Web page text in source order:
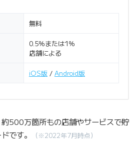
無料
0.5％または1％
店舗による
iOS版/ Android版
500万箇所もの店舗やサービスで貯
です。
（※2022年7月時点）